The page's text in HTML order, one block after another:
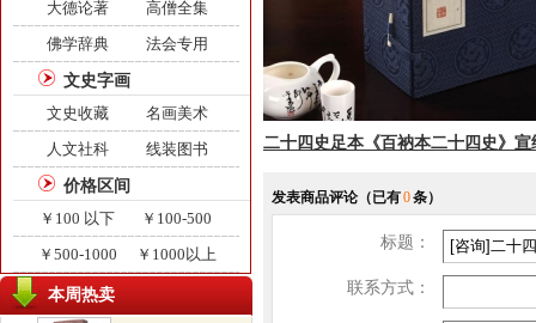
大德论著
高僧全集
佛学辞典
法会专用
文史字画
文史收藏
名画美术
人文社科
线装图书
价格区间
￥100 以下
￥100-500
￥500-1000
￥1000以上
本周热卖
二十四史足本《百衲本二十四史》宣
发表商品评论 （已有0条）
标题：
联系方式：